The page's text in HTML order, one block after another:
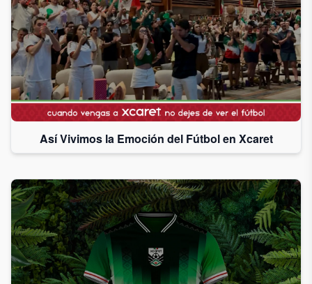
Así Vivimos la Emoción del Fútbol en Xcaret